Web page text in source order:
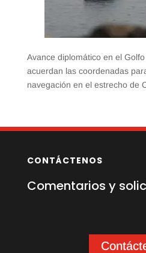
Avance diplomático en el
acuerdan las coordenadas
navegación en el estrecho de
CONTÁCTENOS
Comentarios y